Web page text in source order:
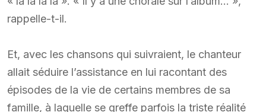
rappelle-t-il.
Et, avec les chansons qui suivraient, le chanteur
allait séduire l’assistance en lui racontant des
épisodes de la vie de certains membres de sa
famille, à laquelle se greffe parfois la triste réalité